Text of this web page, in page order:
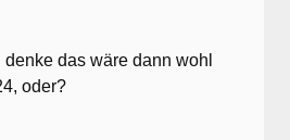
das wäre dann wohl
oder?